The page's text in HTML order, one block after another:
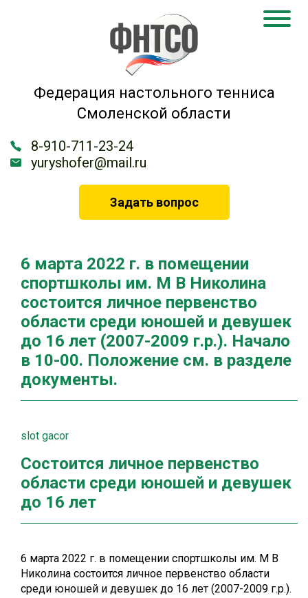
Федерация настольного тенниса
Смоленской области
8-910-711-23-24
yuryshofer@mail.ru
Задать вопрос
6 марта 2022 г. в помещении
спортшколы им. М В Николина
состоится личное первенство
области среди юношей и девушек
до 16 лет (2007-2009 г.р.). Начало
в 10-00. Положение см. в разделе
документы.
slot gacor
Состоится личное первенство
области среди юношей и девушек
до 16 лет
6 марта 2022 г. в помещении спортшколы им. М В
Николина состоится личное первенство области
среди юношей и девушек до 16 лет (2007-2009 г.р.).